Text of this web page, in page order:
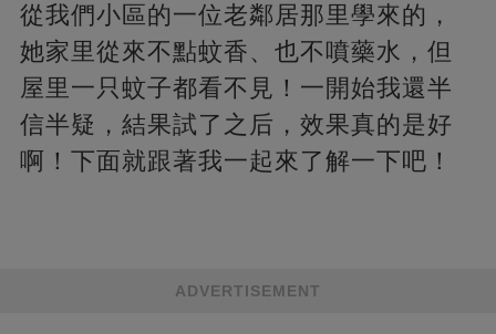
從我們小區的一位老鄰居那里學來的，
她家里從來不點蚊香、也不噴藥水，但
屋里一只蚊子都看不見！一開始我還半
信半疑，結果試了之后，效果真的是好
啊！下面就跟著我一起來了解一下吧！
ADVERTISEMENT